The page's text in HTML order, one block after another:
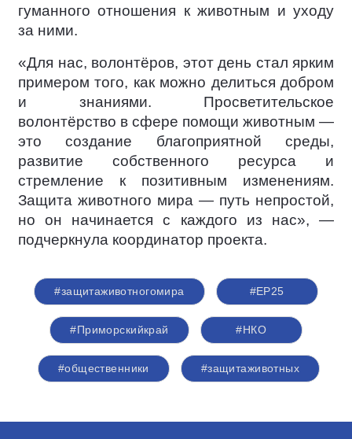
гуманного отношения к животным и уходу
за ними.
«Для нас, волонтёров, этот день стал ярким
примером того, как можно делиться добром
и знаниями. Просветительское
волонтёрство в сфере помощи животным —
это создание благоприятной среды,
развитие собственного ресурса и
стремление к позитивным изменениям.
Защита животного мира — путь непростой,
но он начинается с каждого из нас», —
подчеркнула координатор проекта.
#защитаживотногомира #ЕР25
#Приморскийкрай #НКО
#общественники #защитаживотных